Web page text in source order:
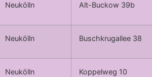
Neukölln Alt-Buckow 39b
Neukölln Buschkrugallee 38
Neukölln Koppelweg 10